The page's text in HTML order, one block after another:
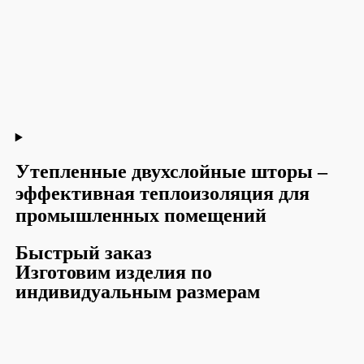
Утепленные двухслойные шторы –
эффективная теплоизоляция для
промышленных помещений
Быстрый заказ
Изготовим изделия по
индивидуальным размерам